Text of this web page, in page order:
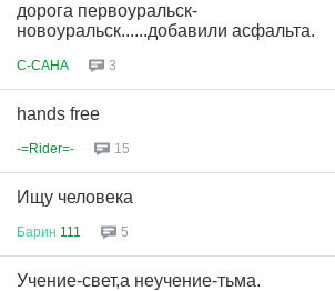
дорога первоуральск-
новоуральск......добавили асфальта.
C-CAHA 3
hands free
-=Rider=- 15
Ищу человека
Барин 111 5
Учение-свет,а неучение-тьма.